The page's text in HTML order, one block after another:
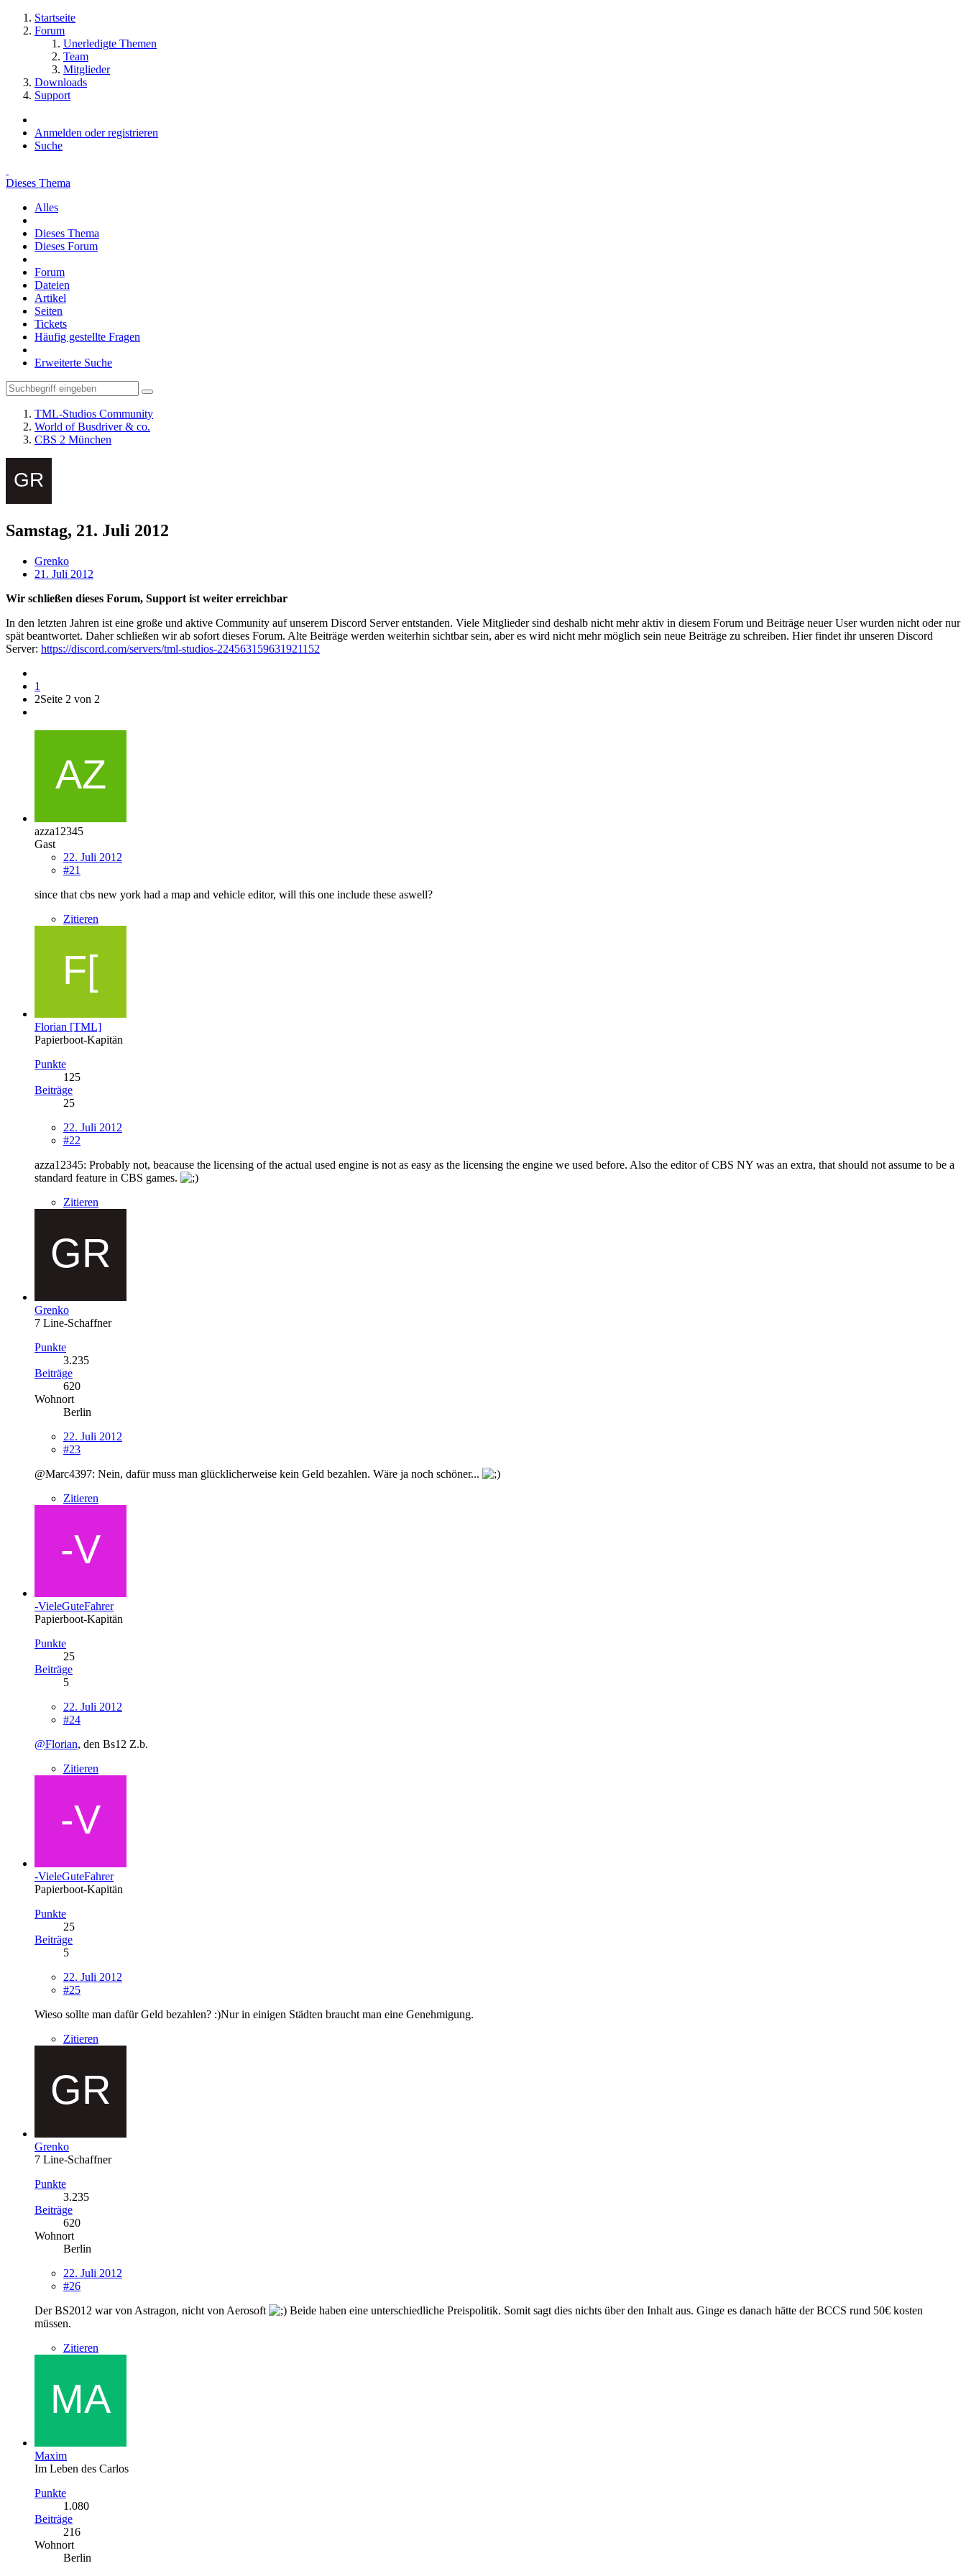
Startseite
Forum
Unerledigte Themen
Team
Mitglieder
Downloads
Support
Anmelden oder registrieren
Suche
Dieses Thema
Alles
Dieses Thema
Dieses Forum
Forum
Dateien
Artikel
Seiten
Tickets
Häufig gestellte Fragen
Erweiterte Suche
TML-Studios Community
World of Busdriver & co.
CBS 2 München
Samstag, 21. Juli 2012
Grenko
21. Juli 2012
Wir schließen dieses Forum, Support ist weiter erreichbar
In den letzten Jahren ist eine große und aktive Community auf unserem Discord Server entstanden. Viele Mitglieder sind deshalb nicht mehr aktiv in diesem Forum und Beiträge neuer User wurden nicht oder nur
spät beantwortet. Daher schließen wir ab sofort dieses Forum. Alte Beiträge werden weiterhin sichtbar sein, aber es wird nicht mehr möglich sein neue Beiträge zu schreiben. Hier findet ihr unseren Discord
Server: https://discord.com/servers/tml-studios-224563159631921152
1
2Seite 2 von 2
azza12345
Gast
22. Juli 2012
#21
since that cbs new york had a map and vehicle editor, will this one include these aswell?
Zitieren
Florian [TML]
Papierboot-Kapitän
Punkte
125
Beiträge
25
22. Juli 2012
#22
azza12345: Probably not, beacause the licensing of the actual used engine is not as easy as the licensing the engine we used before. Also the editor of CBS NY was an extra, that should not assume to be a
standard feature in CBS games.
Zitieren
Grenko
7 Line-Schaffner
Punkte
3.235
Beiträge
620
Wohnort
Berlin
22. Juli 2012
#23
@Marc4397: Nein, dafür muss man glücklicherweise kein Geld bezahlen. Wäre ja noch schöner...
Zitieren
-VieleGuteFahrer
Papierboot-Kapitän
Punkte
25
Beiträge
5
22. Juli 2012
#24
@Florian, den Bs12 Z.b.
Zitieren
-VieleGuteFahrer
Papierboot-Kapitän
Punkte
25
Beiträge
5
22. Juli 2012
#25
Wieso sollte man dafür Geld bezahlen? :)Nur in einigen Städten braucht man eine Genehmigung.
Zitieren
Grenko
7 Line-Schaffner
Punkte
3.235
Beiträge
620
Wohnort
Berlin
22. Juli 2012
#26
Der BS2012 war von Astragon, nicht von Aerosoft
Beide haben eine unterschiedliche Preispolitik. Somit sagt dies nichts über den Inhalt aus. Ginge es danach hätte der BCCS rund 50€ kosten
müssen.
Zitieren
Maxim
Im Leben des Carlos
Punkte
1.080
Beiträge
216
Wohnort
Berlin